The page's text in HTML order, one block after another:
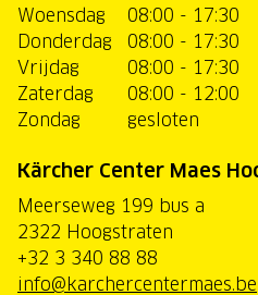
Woensdag
08:00 - 17:30
Donderdag
08:00 - 17:30
Vrijdag
08:00 - 17:30
Zaterdag
08:00 - 12:00
Zondag
gesloten
Kärcher Center Maes
Meerseweg 199 bus a
2322 Hoogstraten
+32 3 340 88 88
info@karchercentermaes.be